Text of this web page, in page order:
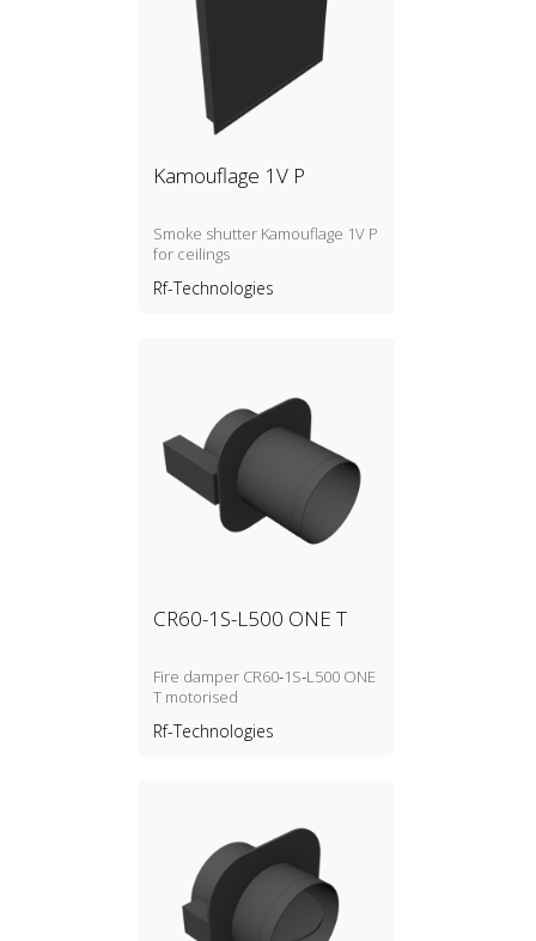
Kamouflage 1V P
Smoke shutter Kamouflage 1V P
for ceilings
Rf-Technologies
CR60-1S-L500 ONE T
Fire damper CR60‑1S‑L500 ONE
T motorised
Rf-Technologies